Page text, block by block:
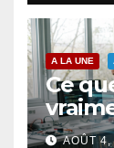
A LA UNE
Ce
AOÛT